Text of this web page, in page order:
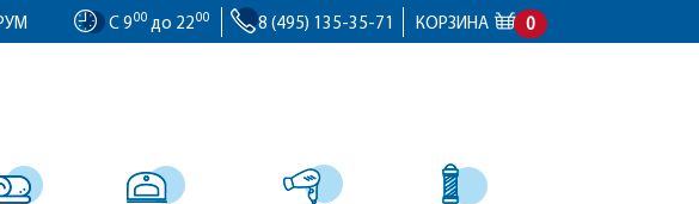
С 900 до 2200 8 (495) 135-35-71 КОРЗИНА 0